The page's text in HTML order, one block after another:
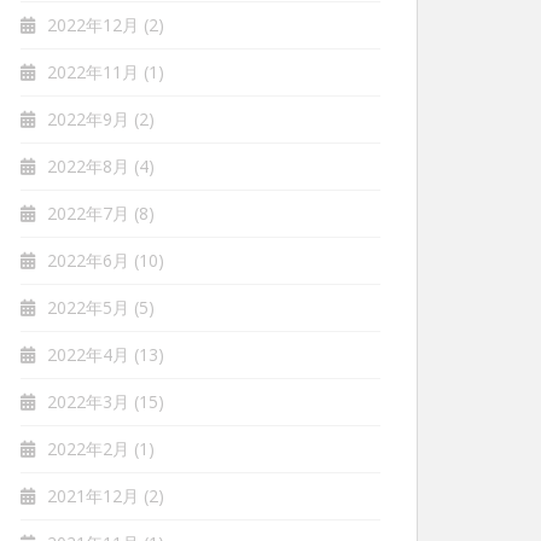
2022年12月 (2)
2022年11月 (1)
2022年9月 (2)
2022年8月 (4)
2022年7月 (8)
2022年6月 (10)
2022年5月 (5)
2022年4月 (13)
2022年3月 (15)
2022年2月 (1)
2021年12月 (2)